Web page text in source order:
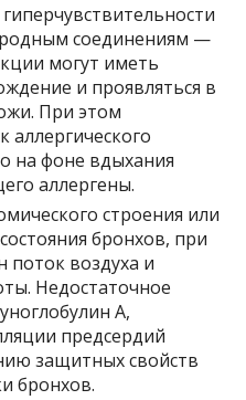
соединениям —
могут иметь
и проявляться в
При этом
аллергического
на фоне вдыхания
аллергены.
строения или
бронхов, при
поток воздуха и
Недостаточное
А,
предсердий
защитных свойств
бронхов.